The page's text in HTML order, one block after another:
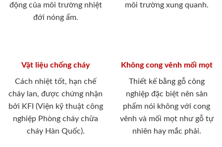
động của môi trường nhiệt
đới nóng ẩm.
môi trường xung quanh.
Vật liệu chống cháy
Cách nhiệt tốt, hạn chế
cháy lan, được chứng nhận
bởi KFI (Viện kỹ thuật công
nghiệp Phòng cháy chữa
cháy Hàn Quốc).
Không cong vênh mối mọt
Thiết kế bằng gỗ công
nghiệp đặc biệt nên sản
phẩm nói không với cong
vênh và mối mọt như gỗ tự
nhiên hay mắc phải.